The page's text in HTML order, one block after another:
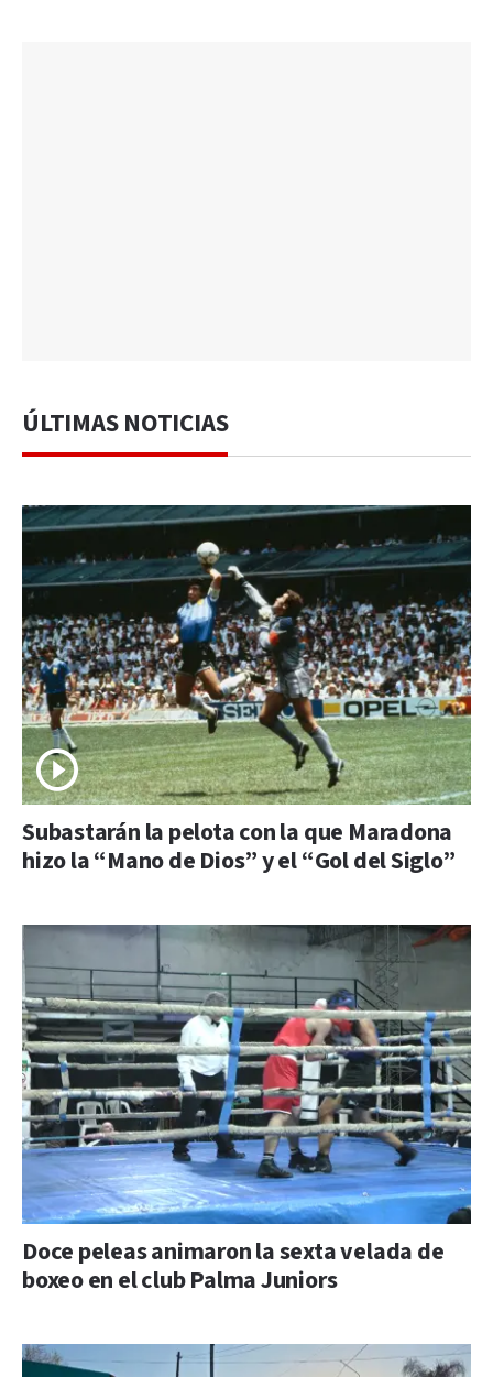
ÚLTIMAS NOTICIAS
Subastarán la pelota con la que Maradona
hizo la “Mano de Dios” y el “Gol del Siglo”
Doce peleas animaron la sexta velada de
boxeo en el club Palma Juniors